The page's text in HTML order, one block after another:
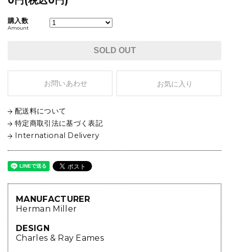
購入数
Amount
SOLD OUT
お問いあわせ お気に入り
配送料について
特定商取引法に基づく表記
International Delivery
MANUFACTURER
Herman Miller
DESIGN
Charles & Ray Eames